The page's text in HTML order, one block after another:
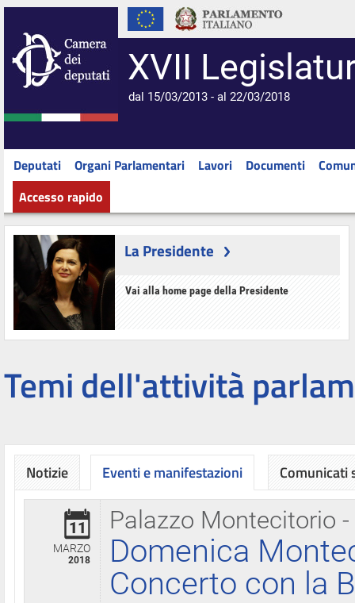
XVII
dal 15/03/2013 - al 22/03/2018
Deputati Organi Parlamentari Lavori Documenti
Accesso rapido
La Presidente
Vai alla home page della Presidente
Temi dell'attività
Notizie Eventi e manifestazioni
Palazzo Montecitorio
11
MARZO
2018
Domenica
Concerto con la
Comunicati